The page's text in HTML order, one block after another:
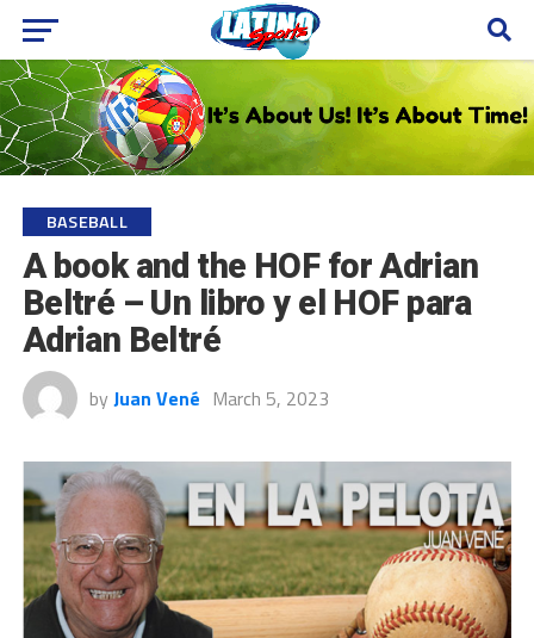
BASEBALL
A book and the HOF for Adrian
Beltré – Un libro y el HOF para
Adrian Beltré
by Juan Vené March 5, 2023